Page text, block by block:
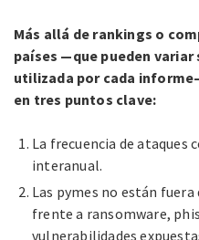
Más allá de rankings o
países —que pueden
utilizada por cada
en tres puntos clave:
La frecuencia de ataques
interanual.
Las pymes no están
frente a ransomware,
vulnerabilidades